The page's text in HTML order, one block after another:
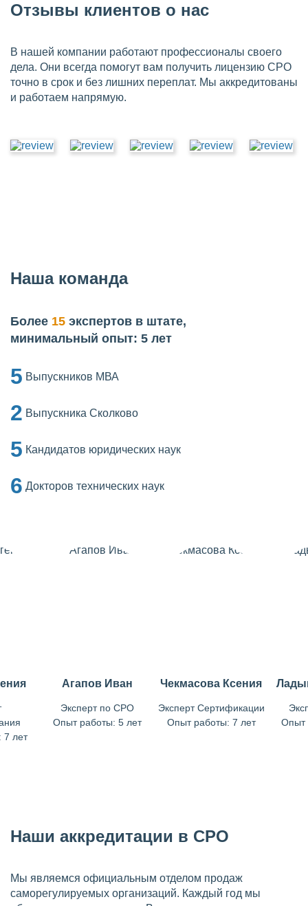
Отзывы клиентов о нас
В нашей компании работают профессионалы своего
дела. Они всегда помогут вам получить лицензию СРО
точно в срок и без лишних переплат. Мы аккредитованы
и работаем напрямую.
Наша команда
Более 15 экспертов в штате,
минимальный опыт: 5 лет
5 Выпускников МВА
2 Выпускника Сколково
5 Кандидатов юридических наук
6 Докторов технических наук
7 лет
Агапов Иван
Эксперт по СРО
Опыт работы: 5 лет
Чекмасова Ксения
Эксперт Сертификации
Опыт работы: 7 лет
Опыт
Наши аккредитации в СРО
Мы являемся официальным отделом продаж
саморегулируемых организаций. Каждый год мы